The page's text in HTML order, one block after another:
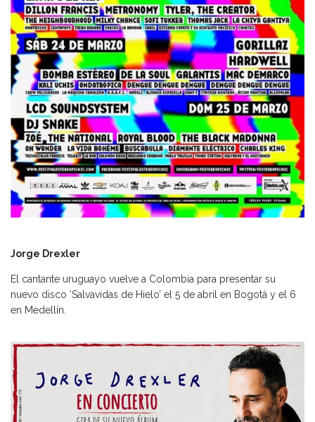
Jorge Drexler
El cantante uruguayo vuelve a Colombia para presentar su
nuevo disco ‘Salvavidas de Hielo’ el 5 de abril en Bogotá y el 6
en Medellín.